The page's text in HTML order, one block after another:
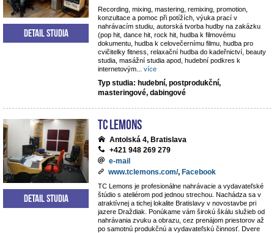
Recording, mixing, mastering, remixing, promotion,
konzultace a pomoc při potížích, výuka prací v
nahrávacím studiu, autorská tvorba hudby na zakázku
(pop hit, dance hit, rock hit, hudba k filmovému
dokumentu, hudba k celovečernímu filmu, hudba pro
cvičitelky fitness, relaxační hudba do kadeřnictví, beauty
studia, masážní studia apod, hudební podkres k
internetovým
více
Typ studia: hudební, postprodukční,
masteringové, dabingové
Detail studia
TC Lemons
Antolská 4, Bratislava
+421 948 269 279
e-mail
www.tclemons.com/, Facebook
TC Lemons je profesionálne nahrávacie a vydavateľské
štúdio s ateliérom pod jednou strechou. Nachádza sa v
atraktívnej a tichej lokalite Bratislavy v novostavbe pri
jazere Draždiak. Ponúkame vám širokú škálu služieb od
nahrávania zvuku a obrazu, cez prenájom priestorov až
po samotnú produkčnú a vydavateľskú činnosť. Dvere
Detail studia